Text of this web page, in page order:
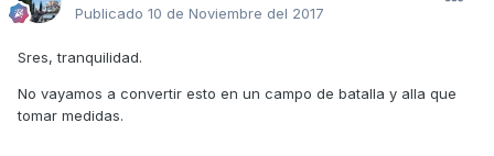
Publicado 10 de Noviembre del 2017
Sres, tranquilidad.
No vayamos a convertir esto en un campo de batalla y alla que
tomar medidas.